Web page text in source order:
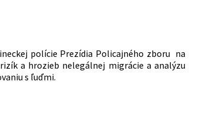
polície Prezídia Policajného zboru na
a hrozieb nelegálnej migrácie a analýzu
s ľuďmi.